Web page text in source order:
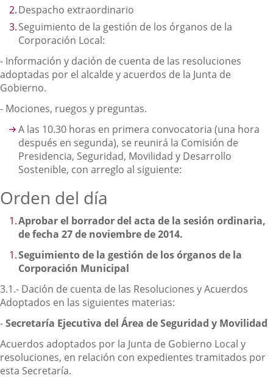
Despacho extraordinario
Seguimiento de la gestión de los órganos de la
Corporación Local:
- Información y dación de cuenta de las resoluciones
adoptadas por el alcalde y acuerdos de la Junta de
Gobierno.
- Mociones, ruegos y preguntas.
A las 10.30 horas en primera convocatoria (una hora
después en segunda), se reunirá la Comisión de
Presidencia, Seguridad, Movilidad y Desarrollo
Sostenible, con arreglo al siguiente:
Orden del día
Aprobar el borrador del acta de la sesión ordinaria,
de fecha 27 de noviembre de 2014.
Seguimiento de la gestión de los órganos de la
Corporación Municipal
3.1.- Dación de cuenta de las Resoluciones y Acuerdos
Adoptados en las siguientes materias:
-Secretaría Ejecutiva del Área de Seguridad y Movilidad
Acuerdos adoptados por la Junta de Gobierno Local y
resoluciones, en relación con expedientes tramitados por
esta Secretaría.